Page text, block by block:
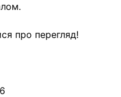
про перегляд!